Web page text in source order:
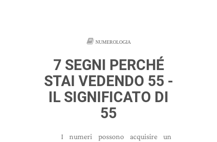
NUMEROLOGIA
7 SEGNI PERCHÉ
STAI VEDENDO 55 -
IL SIGNIFICATO DI
55
I numeri possono acquisire un